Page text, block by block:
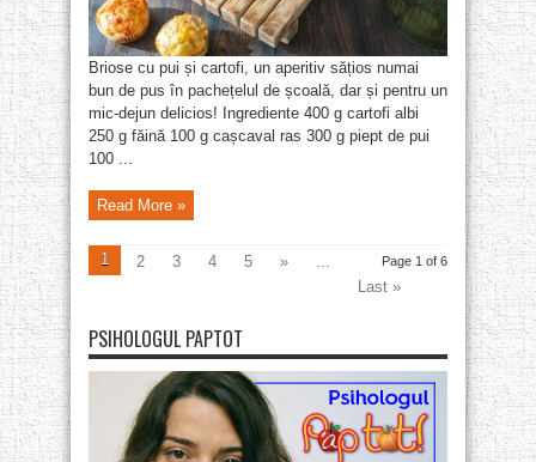
Briose cu pui și cartofi, un aperitiv sățios numai
bun de pus în pachețelul de școală, dar și pentru un
mic-dejun delicios! Ingrediente 400 g cartofi albi
250 g făină 100 g cașcaval ras 300 g piept de pui
100 ...
Read More »
Page 1 of 6
1 2 3 4 5 »
...
Last »
PSIHOLOGUL PAPTOT